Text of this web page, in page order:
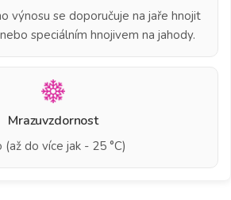
výnosu se doporučuje na jaře hnojit
speciálním hnojivem na jahody.
Mrazuvzdornost
(až do více jak - 25 °C)